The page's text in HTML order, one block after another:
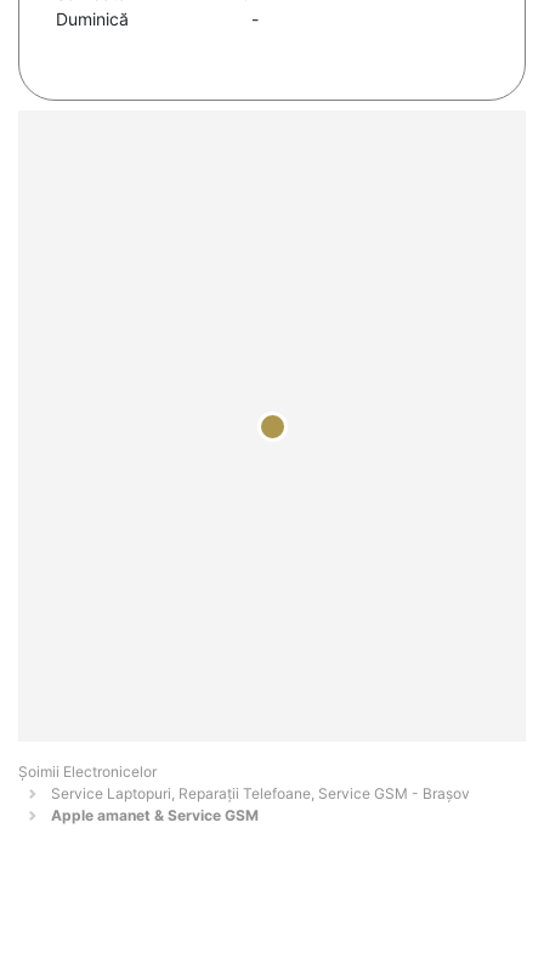
Duminică
-
Șoimii Electronicelor
Service Laptopuri, Reparații Telefoane, Service GSM - Braşov
Apple amanet & Service GSM